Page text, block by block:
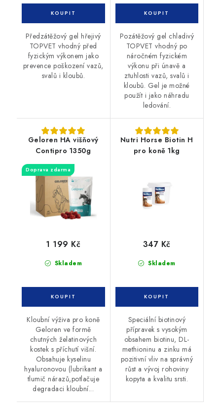
Předzátěžový gel hřejivý
TOPVET vhodný před
fyzickým výkonem jako
prevence poškození vazů,
svalů i kloubů.
Pozátěžový gel chladivý
TOPVET vhodný po
náročném fyzickém
výkonu při únavě a
ztuhlosti vazů, svalů i
kloubů. Gel je možné
použít i jako náhradu
ledování.
Geloren HA višňový
Contipro 1350g
Doprava zdarma
Skladem
1 199 Kč
Kloubní výživa pro koně
Geloren ve formě
chutných želatinových
kostek s příchutí višní.
Obsahuje kyselinu
hyaluronovou (lubrikant a
tlumič nárazů,potlačuje
degradaci kloubní...
Nutri Horse Biotin H
pro koně 1kg
Skladem
347 Kč
Speciální biotinový
přípravek s vysokým
obsahem biotinu, DL-
methioninu a zinku má
pozitivní vliv na správný
růst a vývoj rohoviny
kopyta a kvalitu srsti.